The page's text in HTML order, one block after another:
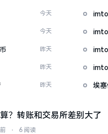
今天
今天
昨天
昨天
昨天 埃
？转账和交易所差别大了
⋅ 6 阅读